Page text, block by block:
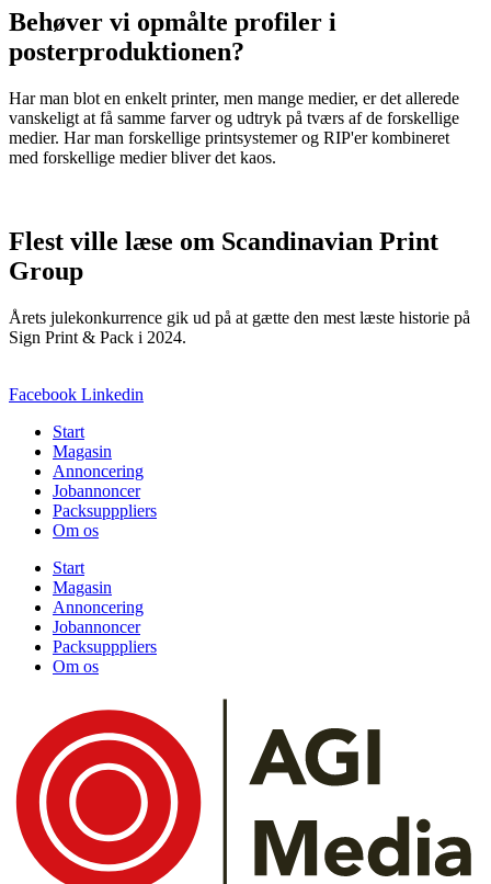
Behøver vi opmålte profiler i
posterproduktionen?
Har man blot en enkelt printer, men mange medier, er det allerede
vanskeligt at få samme farver og udtryk på tværs af de forskellige
medier. Har man forskellige printsystemer og RIP'er kombineret
med forskellige medier bliver det kaos.
Flest ville læse om Scandinavian Print
Group
Årets julekonkurrence gik ud på at gætte den mest læste historie på
Sign Print & Pack i 2024.
Facebook Linkedin
Start
Magasin
Annoncering
Jobannoncer
Packsupppliers
Om os
Start
Magasin
Annoncering
Jobannoncer
Packsupppliers
Om os